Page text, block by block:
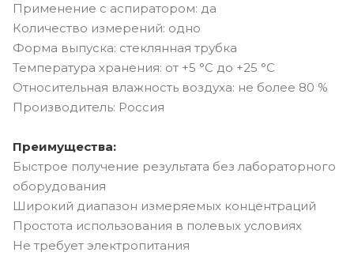
Применение с аспиратором: да
Количество измерений: одно
Форма выпуска: стеклянная трубка
Температура хранения: от +5 °C до +25 °C
Относительная влажность воздуха: не более 80 %
Производитель: Россия
Преимущества:
Быстрое получение результата без лабораторного
оборудования
Широкий диапазон измеряемых концентраций
Простота использования в полевых условиях
Не требует электропитания